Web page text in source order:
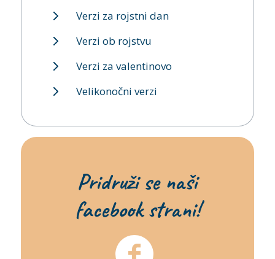
Verzi za rojstni dan
Verzi ob rojstvu
Verzi za valentinovo
Velikonočni verzi
Pridruži se naši
facebook strani!